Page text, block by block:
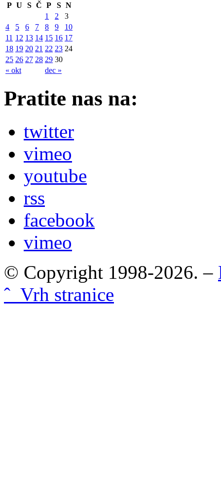
P U S Č P S N
« okt dec »
1 2
3
4
5 6 7 8 9
10
11 12 13 14 15 16 17
18 19 20 21 22 23 24
25 26 27 28 29 30
Pratite nas na:
twitter
vimeo
youtube
rss
facebook
vimeo
© Copyright 1998-2026. –
ˆ Vrh stranice